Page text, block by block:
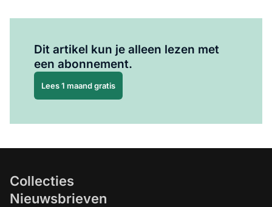
Dit artikel kun je alleen lezen met
een abonnement.
Lees 1 maand gratis
Collecties
Nieuwsbrieven